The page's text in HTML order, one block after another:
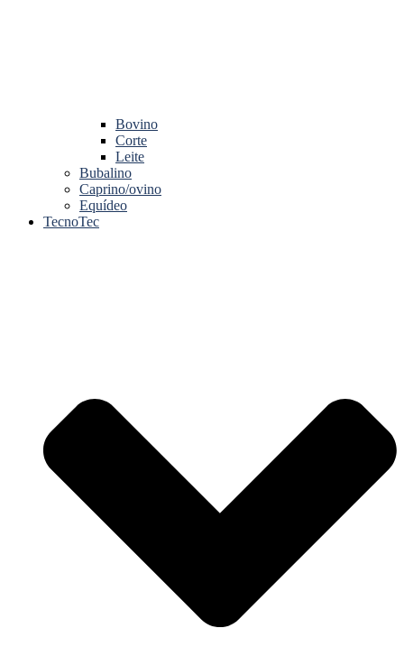
Bovino
Corte
Leite
Bubalino
Caprino/ovino
Equídeo
TecnoTec